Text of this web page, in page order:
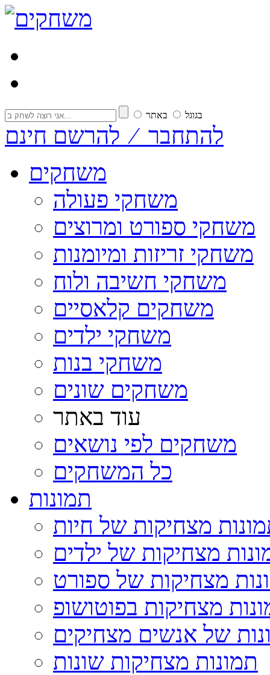
בגוגל באתר
להתחבר ⁄ להרשם חינם
משחקים
משחקי פעולה
משחקי ספורט ומרוצים
משחקי זריזות ומיומנות
משחקי חשיבה ולוח
משחקים קלאסיים
משחקי ילדים
משחקי בנות
משחקים שונים
עוד באתר
משחקים לפי נושאים
כל המשחקים
תמונות
מצחיקות של חיות
מצחיקות של ילדים
מצחיקות של ספורט
מצחיקות בפוטושופ
של אנשים מצחיקים
תמונות מצחיקות שונות